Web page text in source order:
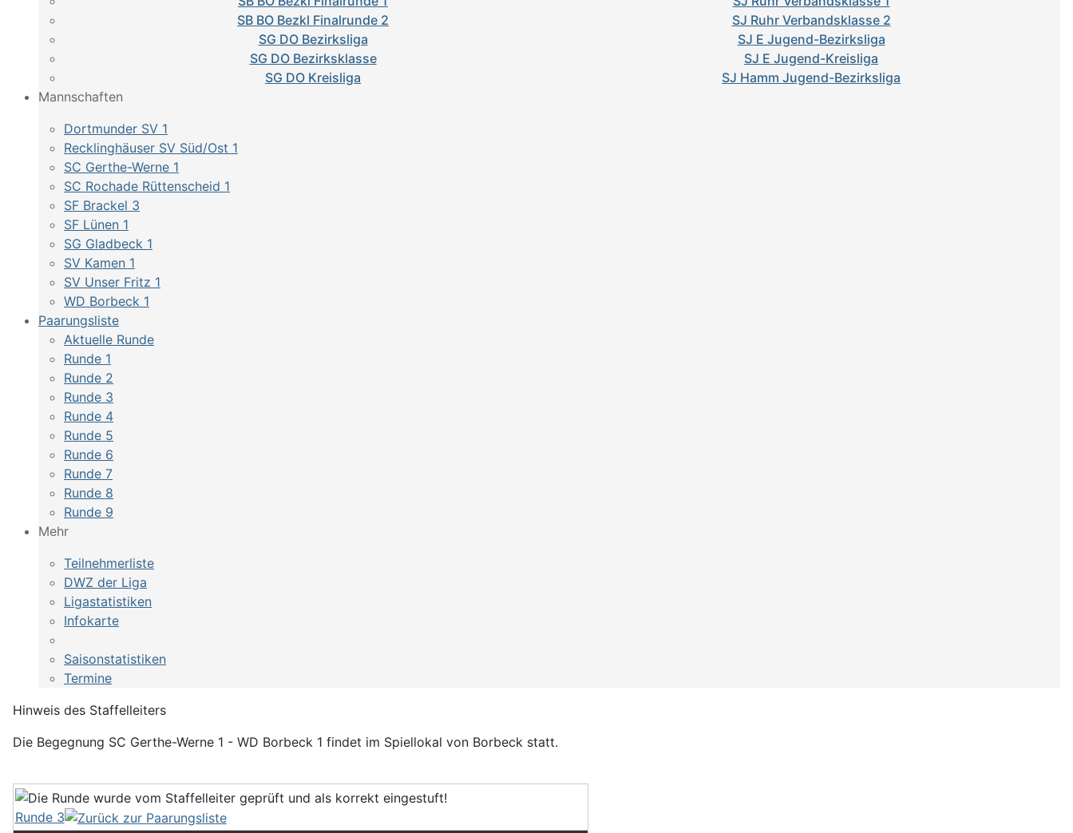
SB BO Bezkl Finalrunde 2
SJ Ruhr Verbandsklasse 2
SG DO Bezirksliga
SJ E Jugend-Bezirksliga
SG DO Bezirksklasse
SJ E Jugend-Kreisliga
SG DO Kreisliga
SJ Hamm Jugend-Bezirksliga
Mannschaften
Dortmunder SV 1
Recklinghäuser SV Süd/Ost 1
SC Gerthe-Werne 1
SC Rochade Rüttenscheid 1
SF Brackel 3
SF Lünen 1
SG Gladbeck 1
SV Kamen 1
SV Unser Fritz 1
WD Borbeck 1
Paarungsliste
Aktuelle Runde
Runde 1
Runde 2
Runde 3
Runde 4
Runde 5
Runde 6
Runde 7
Runde 8
Runde 9
Mehr
Teilnehmerliste
DWZ der Liga
Ligastatistiken
Infokarte
Saisonstatistiken
Termine
Hinweis des Staffelleiters
Die Begegnung SC Gerthe-Werne 1 - WD Borbeck 1 findet im Spiellokal von Borbeck statt.
Runde 3